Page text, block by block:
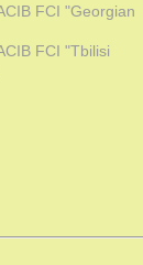
FCI "Georgian
FCI "Tbilisi